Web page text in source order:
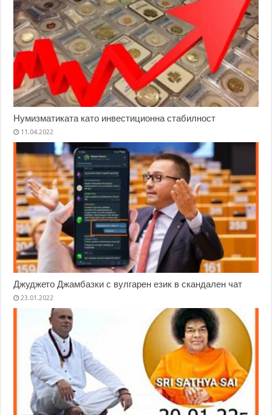
Нумизматиката като инвестиционна стабилност
11.04.2022
Джуджето Джамбазки с вулгарен език в скандален чат
23.01.2022